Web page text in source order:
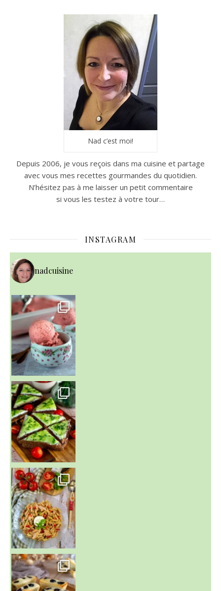
Nad c’est moi!
Depuis 2006, je vous reçois dans ma cuisine et partage
avec vous mes recettes gourmandes du quotidien.
N’hésitez pas à me laisser un petit commentaire
si vous les testez à votre tour…
INSTAGRAM
nadcuisine
~ NICE CREAM À LA FRAISE ~
Presque un mois que
~ SALADE DE PÂTES AUX DEUX TOMATES THON ET BURRA
~ FINANCIERS MYRTILLES ET CITRON ~
Aujourd'hu